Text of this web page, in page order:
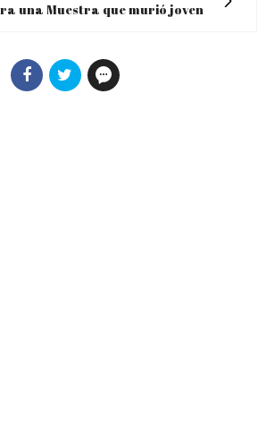
una Muestra que murió joven